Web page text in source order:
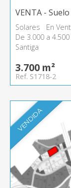
VENTA -
Solares En
De 3.000 a 4.500
Santiga
3.700 m²
Ref. S1718-2
VENDIDA